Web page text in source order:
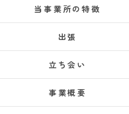
当事業所の特徴
出張
立ち会い
事業概要